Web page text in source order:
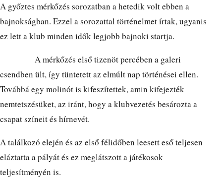
A győztes mérkőzés sorozatban a hetedik volt ebben a
bajnokságban. Ezzel a sorozattal történelmet írtak, ugyanis
ez lett a klub minden idők legjobb bajnoki startja.
A mérkőzés első tizenöt percében a galeri
csendben ült, így tüntetett az elmúlt nap történései ellen.
Továbbá egy molinót is kifeszítettek, amin kifejezték
nemtetszésüket, az iránt, hogy a klubvezetés besározta a
csapat színeit és hírnevét.
A találkozó elején és az első félidőben leesett eső teljesen
eláztatta a pályát és ez meglátszott a játékosok
teljesítményén is.